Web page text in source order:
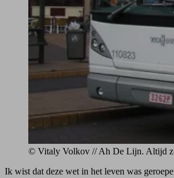
© Vitaly Volkov // Ah De Lijn. Altijd
Ik wist dat deze wet in het leven was